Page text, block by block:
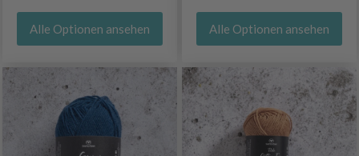
Alle Optionen ansehen Alle Optionen ansehen